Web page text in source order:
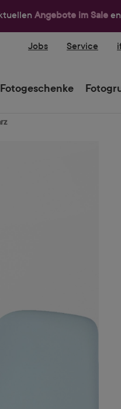
Angebote im Sale
Jobs Service
Fotogeschenke